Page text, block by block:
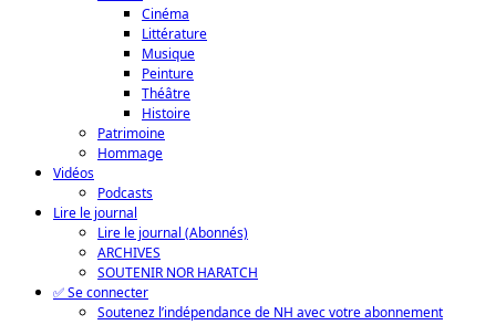
Cinéma
Littérature
Musique
Peinture
Théâtre
Histoire
Patrimoine
Hommage
Vidéos
Podcasts
Lire le journal
Lire le journal (Abonnés)
ARCHIVES
SOUTENIR NOR HARATCH
✅ Se connecter
Soutenez l’indépendance de NH avec votre abonnement